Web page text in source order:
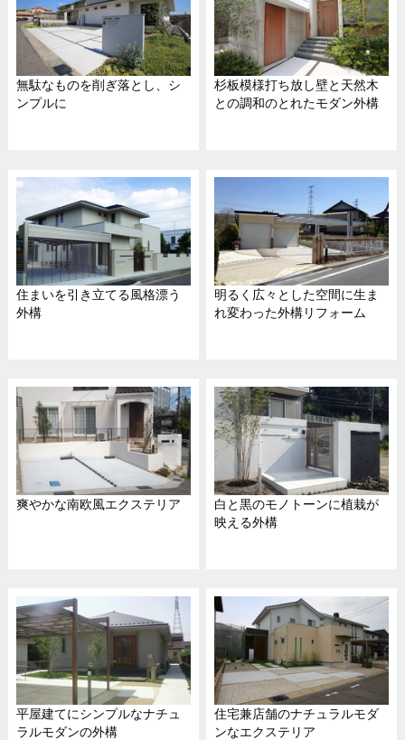
無駄なものを削ぎ落とし、シ
ンプルに
杉板模様打ち放し壁と天然木
との調和のとれたモダン外構
住まいを引き立てる風格漂う
外構
明るく広々とした空間に生ま
れ変わった外構リフォーム
爽やかな南欧風エクステリア
白と黒のモノトーンに植栽が
映える外構
平屋建てにシンプルなナチュ
ラルモダンの外構
住宅兼店舗のナチュラルモダ
ンなエクステリア